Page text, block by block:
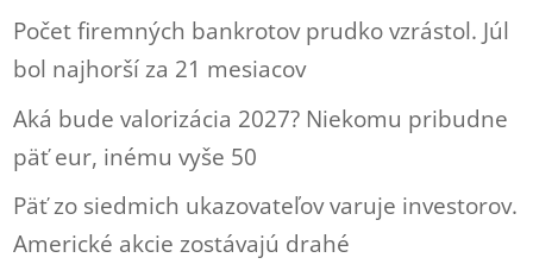
Počet firemných bankrotov prudko vzrástol. Júl
bol najhorší za 21 mesiacov
Aká bude valorizácia 2027? Niekomu pribudne
päť eur, inému vyše 50
Päť zo siedmich ukazovateľov varuje investorov.
Americké akcie zostávajú drahé